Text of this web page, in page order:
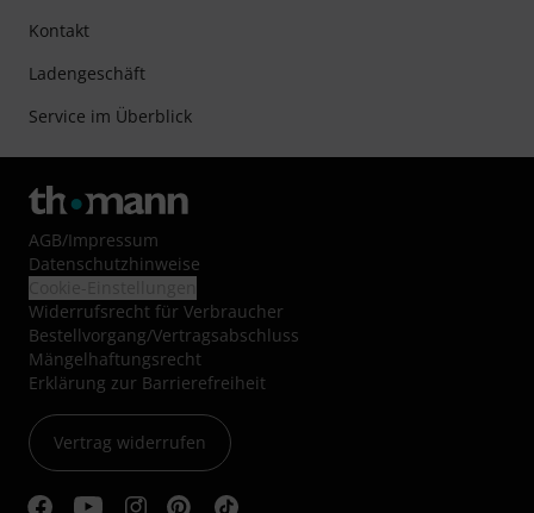
Kontakt
Ladengeschäft
Service im Überblick
AGB/Impressum
Datenschutzhinweise
Widerrufsrecht für Verbraucher
Bestellvorgang/Vertragsabschluss
Mängelhaftungsrecht
Erklärung zur Barrierefreiheit
Vertrag widerrufen